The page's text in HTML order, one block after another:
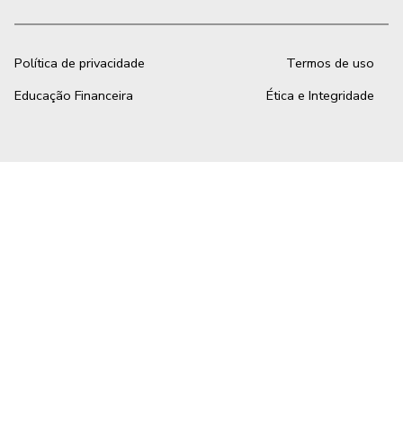
Política de privacidade
Termos de uso
Educação Financeira
Ética e Integridade